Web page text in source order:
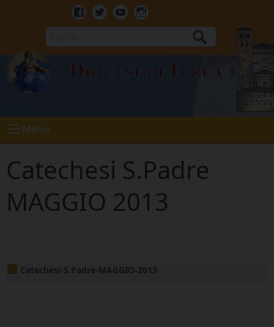
Facebook
TwitterYoutubeInstagram
Diocesi di Ivrea
Menu
Catechesi S.Padre
MAGGIO 2013
Catechesi-S.Padre-MAGGIO-2013